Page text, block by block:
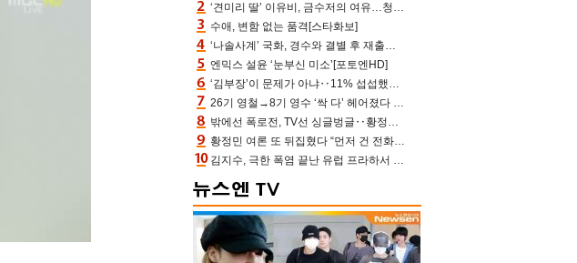
‘견미리 딸’ 이유비, 금수저의 여유…청순 미모에 반전 슬림 라인
수애, 변함 없는 품격[스타화보]
‘나솔사계’ 국화, 경수와 결별 후 재출연…첫인상 3표 몰표
엔믹스 설윤 ‘눈부신 미소’[포토엔HD]
‘김부장’이 문제가 아냐‥11% 섭섭했던 ‘재벌X형사2’ 돈·빽 총동원해 컴백 [TV보고서]
26기 영철→8기 영수 ‘싹 다’ 헤어졌다 ‘나솔사계’ 충격의 현커 0쌍 (촌장TV)
밖에선 폭로전, TV선 싱글벙글‥황정민 ‘틈만 나면’ 출연, 피로감은 시청자 몫
황정민 여론 또 뒤집혔다 “먼저 건 전화 62통, 그만 연락해” vs 女팬 “녹취 다 올려” 진흙탕 싸움
김지수, 극한 폭염 끝난 유럽 프라하서 쾌적한 여름나기 “선풍기만으로 지내”